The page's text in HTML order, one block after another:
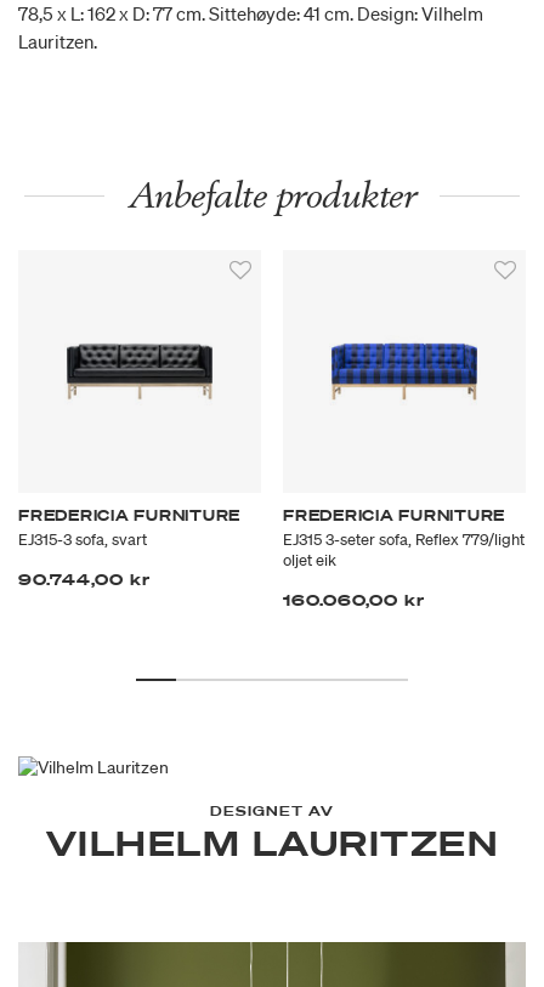
78,5 x L: 162 x D: 77 cm. Sittehøyde: 41 cm. Design: Vilhelm
Lauritzen.
Anbefalte produkter
FREDERICIA FURNITURE
EJ315-3 sofa, svart
90.744,00 kr
FREDERICIA FURNITURE
EJ315 3-seter sofa, Reflex 779/light
oljet eik
160.060,00 kr
DESIGNET AV
VILHELM LAURITZEN